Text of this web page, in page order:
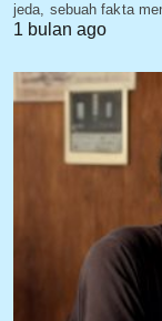
jeda, sebuah fakta
1 bulan ago